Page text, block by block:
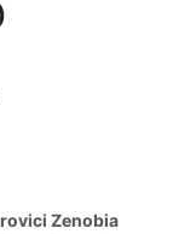
Zenobia